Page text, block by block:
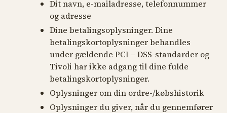
Dit navn, e-mailadresse, telefonnummer
og adresse
Dine betalingsoplysninger. Dine
betalingskortoplysninger behandles
under gældende PCI – DSS-standarder og
Tivoli har ikke adgang til dine fulde
betalingskortoplysninger.
Oplysninger om din ordre-/købshistorik
Oplysninger du giver, når du gennemfører